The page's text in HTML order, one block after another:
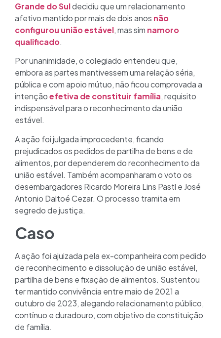
Grande do Suldecidiu que um relacionamento
afetivo mantido por mais de dois anos não
configurou união estável, mas sim namoro
qualificado.
Por unanimidade, o colegiado entendeu que,
embora as partes mantivessem uma relação séria,
pública e com apoio mútuo, não ficou comprovada a
intençãoefetiva de constituir família, requisito
indispensável para o reconhecimento da união
estável.
A ação foi julgada improcedente, ficando
prejudicados os pedidos de partilha de bens e de
alimentos, por dependerem do reconhecimento da
união estável. Também acompanharam o voto os
desembargadores Ricardo Moreira Lins Pastl e José
Antonio Daltoé Cezar. O processo tramita em
segredo de justiça.
Caso
A ação foi ajuizada pela ex-companheira com pedido
de reconhecimento e dissolução de união estável,
partilha de bens e fixação de alimentos. Sustentou
ter mantido convivência entre maio de 2021 a
outubro de 2023, alegando relacionamento público,
contínuo e duradouro, com objetivo de constituição
de família.